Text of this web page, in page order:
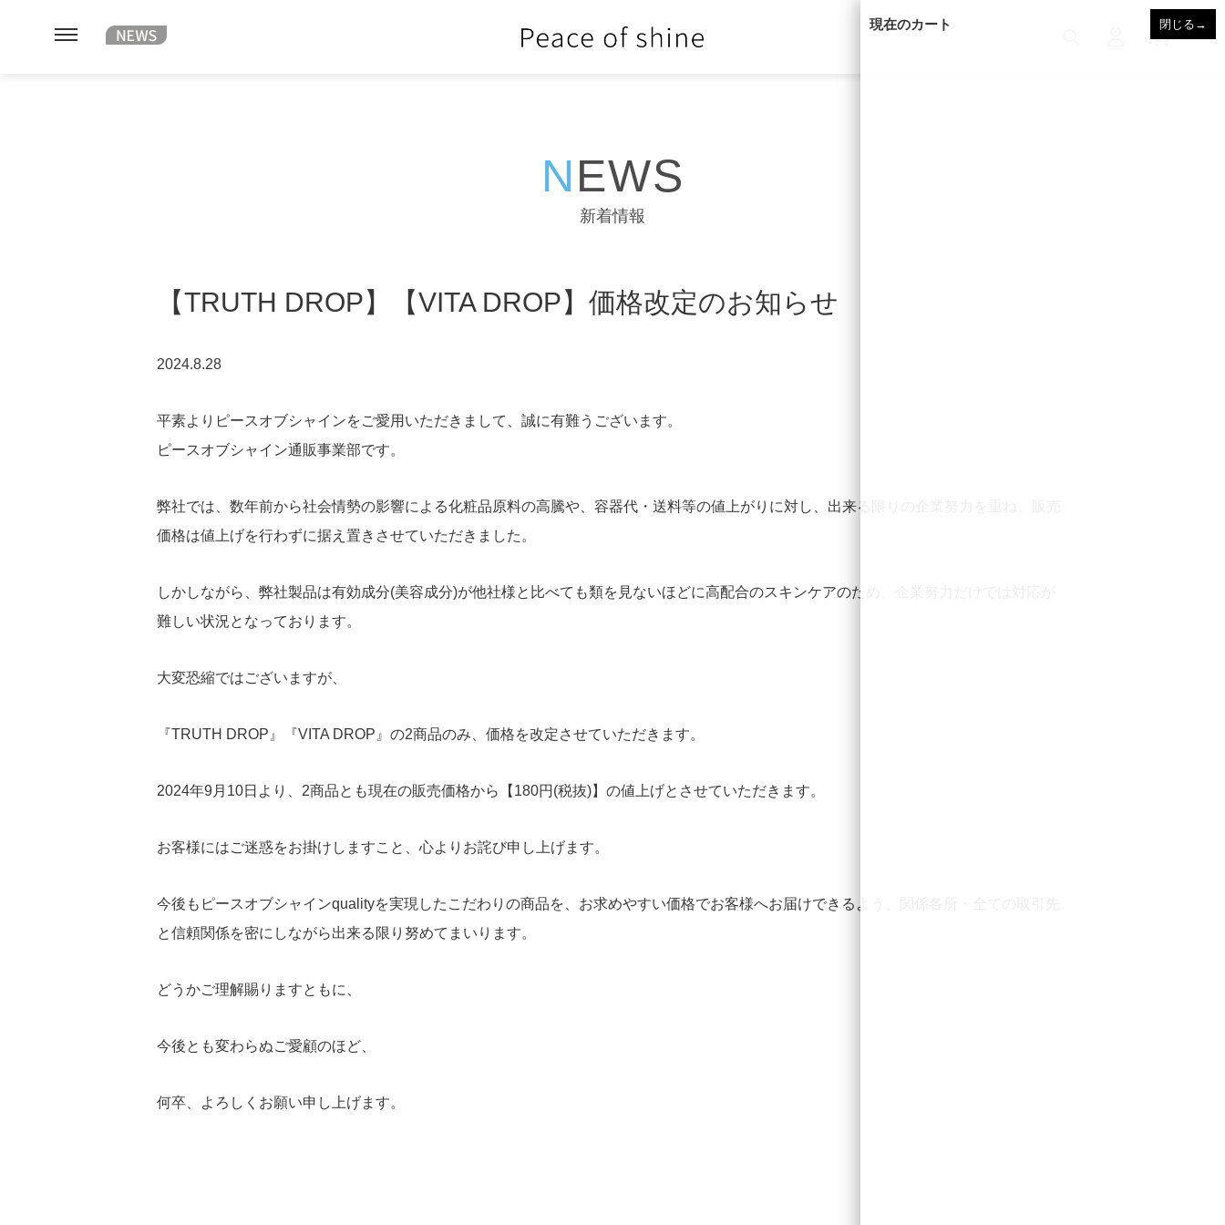
現在のカート 閉じる →
NEWS
新着情報
【TRUTH DROP】【VITA DROP】価格改定のお知らせ
2024.8.28
平素よりピースオブシャインをご愛用いただきまして、誠に有難うございます。
ピースオブシャイン通販事業部です。
弊社では、数年前から社会情勢の影響による化粧品原料の高騰や、容器代・送料等の値上がりに対し、出来る限りの企業努力を重ね、販売
価格は値上げを行わずに据え置きさせていただきました。
しかしながら、弊社製品は有効成分(美容成分)が他社様と比べても類を見ないほどに高配合のスキンケアのため、企業努力だけでは対応が
難しい状況となっております。
大変恐縮ではございますが、
『TRUTH DROP』『VITA DROP』の2商品のみ、価格を改定させていただきます。
2024年9月10日より、2商品とも現在の販売価格から【180円(税抜)】の値上げとさせていただきます。
お客様にはご迷惑をお掛けしますこと、心よりお詫び申し上げます。
今後もピースオブシャインqualityを実現したこだわりの商品を、お求めやすい価格でお客様へお届けできるよう、関係各所・全ての取引先
と信頼関係を密にしながら出来る限り努めてまいります。
どうかご理解賜りますともに、
今後とも変わらぬご愛顧のほど、
何卒、よろしくお願い申し上げます。